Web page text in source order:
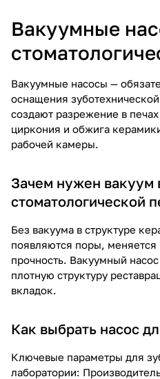
Вакуумные
Вакуумные насосы —
оснащения
создают разрежение в
циркония и обжига
рабочей камеры.
Зачем нужен вакуум
стоматологической
Без вакуума в структуре
появляются поры, меняется
прочность. Вакуумный
плотную структуру
вкладок.
Как выбрать насос
Ключевые параметры для
лаборатории: